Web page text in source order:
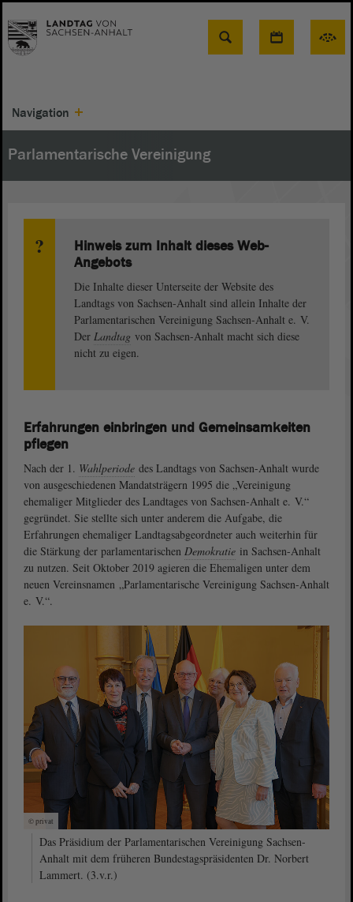
Suche
Navigation
Parlamentarische Vereinigung
Hinweis zum Inhalt dieses Web-
Angebots
Die Inhalte dieser Unterseite der Website des
Landtags von Sachsen-Anhalt sind allein Inhalte der
Parlamentarischen Vereinigung Sachsen-Anhalt e. V.
Der Landtag von Sachsen-Anhalt macht sich diese
nicht zu eigen.
Erfahrungen einbringen und Gemeinsamkeiten
pflegen
Nach der 1. Wahlperiode des Landtags von Sachsen-Anhalt wurde
von ausgeschiedenen Mandatsträgern 1995 die „Vereinigung
ehemaliger Mitglieder des Landtages von Sachsen-Anhalt e. V.“
gegründet. Sie stellte sich unter anderem die Aufgabe, die
Erfahrungen ehemaliger Landtagsabgeordneter auch weiterhin für
die Stärkung der parlamentarischen Demokratie in Sachsen-Anhalt
zu nutzen. Seit Oktober 2019 agieren die Ehemaligen unter dem
neuen Vereinsnamen „Parlamentarische Vereinigung Sachsen-Anhalt
e. V.“.
© privat
Das Präsidium der Parlamentarischen Vereinigung Sachsen-
Anhalt mit dem früheren Bundestagspräsidenten Dr. Norbert
Lammert. (3.v.r.)